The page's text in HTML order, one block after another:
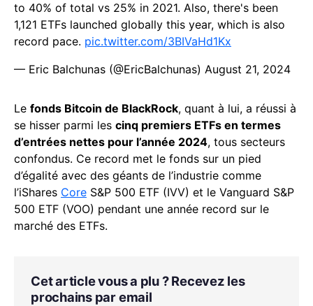
to 40% of total vs 25% in 2021. Also, there's been
1,121 ETFs launched globally this year, which is also
record pace. pic.twitter.com/3BIVaHd1Kx
— Eric Balchunas (@EricBalchunas) August 21, 2024
Le fonds Bitcoin de BlackRock, quant à lui, a réussi à
se hisser parmi les cinq premiers ETFs en termes
d’entrées nettes pour l’année 2024, tous secteurs
confondus. Ce record met le fonds sur un pied
d’égalité avec des géants de l’industrie comme
l’iShares Core S&P 500 ETF (IVV) et le Vanguard S&P
500 ETF (VOO) pendant une année record sur le
marché des ETFs.
Cet article vous a plu ? Recevez les
prochains par email